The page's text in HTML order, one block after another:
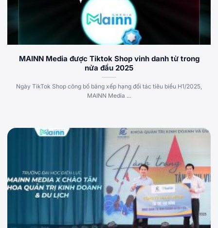
MAINN Media được Tiktok Shop vinh danh từ trong
nửa đầu 2025
Ngày TikTok Shop công bố bảng xếp hạng đối tác tiêu biểu H1/2025,
MAINN Media ...